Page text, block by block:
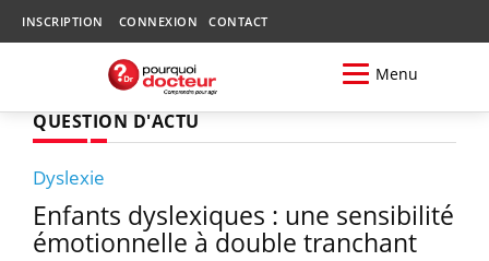
INSCRIPTION CONNEXION CONTACT
Menu
QUESTION D'ACTU
Dyslexie
Enfants dyslexiques : une sensibilité
émotionnelle à double tranchant